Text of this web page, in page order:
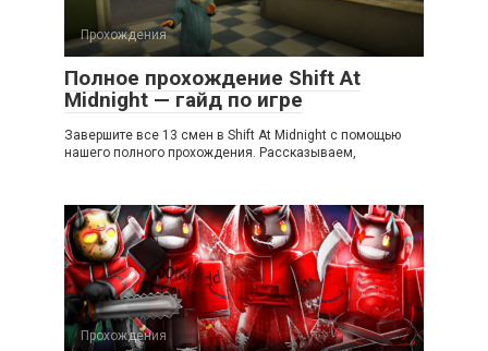
Прохождения
Полное прохождение Shift At
Midnight — гайд по игре
Завершите все 13 смен в Shift At Midnight с помощью
нашего полного прохождения. Рассказываем,
Прохождения